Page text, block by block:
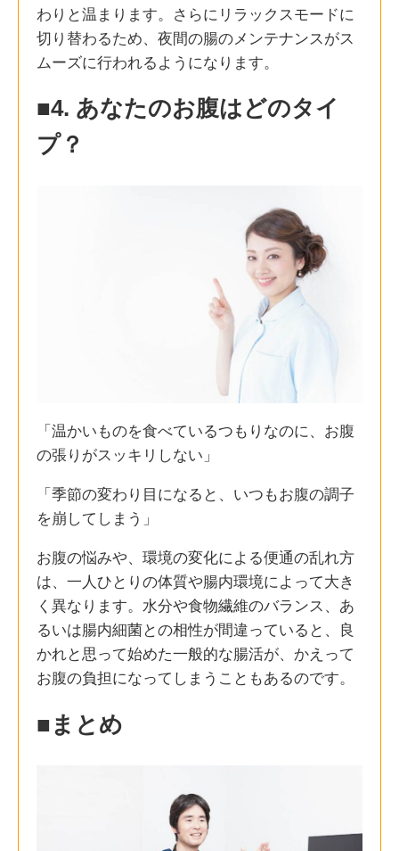
わりと温まります。さらにリラックスモードに
切り替わるため、夜間の腸のメンテナンスがス
ムーズに行われるようになります。
■4. あなたのお腹はどのタイ
プ？
「温かいものを食べているつもりなのに、お腹
の張りがスッキリしない」
「季節の変わり目になると、いつもお腹の調子
を崩してしまう」
お腹の悩みや、環境の変化による便通の乱れ方
は、一人ひとりの体質や腸内環境によって大き
く異なります。水分や食物繊維のバランス、あ
るいは腸内細菌との相性が間違っていると、良
かれと思って始めた一般的な腸活が、かえって
お腹の負担になってしまうこともあるのです。
■まとめ